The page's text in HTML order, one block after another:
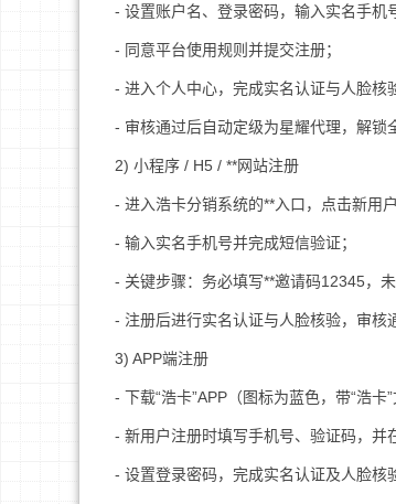
- 设置账户名、登录密码，输入实名手机
- 同意平台使用规则并提交注册；
- 进入个人中心，完成实名认证与人脸核
- 审核通过后自动定级为星耀代理，解锁
2) 小程序 / H5 / **网站注册
- 进入浩卡分销系统的**入口，点击新用户
- 输入实名手机号并完成短信验证；
- 关键步骤：务必填写**邀请码12345，
- 注册后进行实名认证与人脸核验，审核
3) APP端注册
- 下载“浩卡”APP（图标为蓝色，带“浩卡”
- 新用户注册时填写手机号、验证码，并
- 设置登录密码，完成实名认证及人脸核